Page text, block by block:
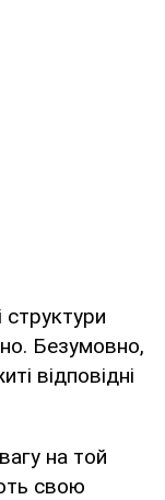
Безумовно,
відповідні
на той
свою